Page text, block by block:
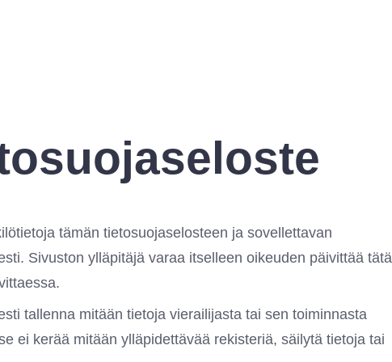
tämän tietosuojaselosteen ja sovellettavan
Sivuston ylläpitäjä varaa itselleen oikeuden päivittää tätä
tallenna mitään tietoja vierailijasta tai sen toiminnasta
ei kerää mitään ylläpidettävää rekisteriä, säilytä tietoja tai